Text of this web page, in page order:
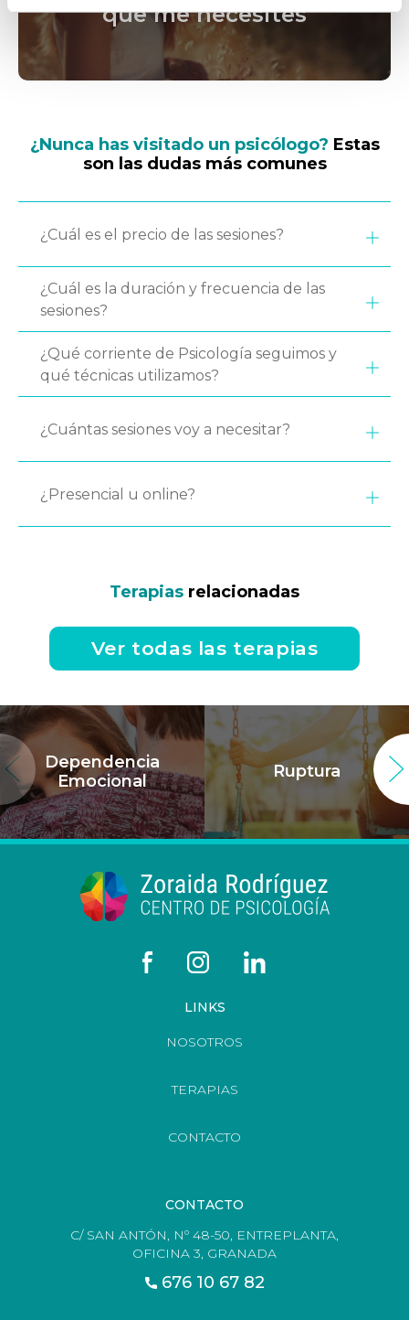
que me necesites
¿Nunca has visitado un psicólogo? Estas
son las dudas más comunes
¿Cuál es el precio de las sesiones?
¿Cuál es la duración y frecuencia de las
sesiones?
¿Qué corriente de Psicología seguimos y
qué técnicas utilizamos?
¿Cuántas sesiones voy a necesitar?
¿Presencial u online?
Terapias relacionadas
Dependencia
Emocional
Ruptura
Ver todas las terapias
LINKS
NOSOTROS
TERAPIAS
CONTACTO
CONTACTO
C/ SAN ANTÓN, Nº 48-50, ENTREPLANTA,
OFICINA 3, GRANADA
676 10 67 82